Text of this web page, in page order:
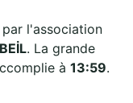
par l'association
. La grande
à 13:59.